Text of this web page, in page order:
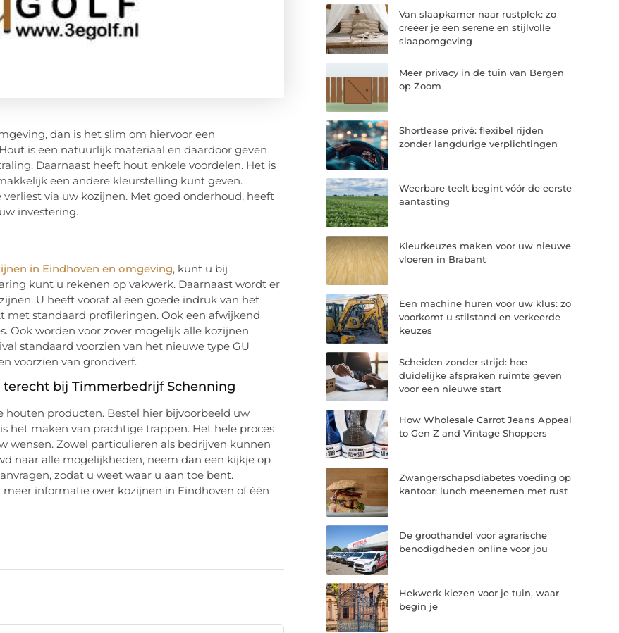
dan is het slim om hiervoor een
is een natuurlijk materiaal en daardoor geven
Daarnaast heeft hout enkele voordelen. Het is
een andere kleurstelling kunt geven.
via uw kozijnen. Met goed onderhoud, heeft
investering.
in Eindhoven en omgeving, kunt u bij
kunt u rekenen op vakwerk. Daarnaast wordt er
U heeft vooraf al een goede indruk van het
standaard profileringen. Ook een afwijkend
Ook worden voor zover mogelijk alle kozijnen
standaard voorzien van het nieuwe type GU
voorzien van grondverf.
bij Timmerbedrijf Schenning
producten. Bestel hier bijvoorbeeld uw
het maken van prachtige trappen. Het hele proces
wensen. Zowel particulieren als bedrijven kunnen
naar alle mogelijkheden, neem dan een kijkje op
zodat u weet waar u aan toe bent.
informatie over kozijnen in Eindhoven of één
Van slaapkamer naar rustplek: zo
creëer je een serene en stijlvolle
slaapomgeving
Meer privacy in de tuin van Bergen
op Zoom
Shortlease privé: flexibel rijden
zonder langdurige verplichtingen
Weerbare teelt begint vóór de eerste
aantasting
Kleurkeuzes maken voor uw nieuwe
vloeren in Brabant
Een machine huren voor uw klus: zo
voorkomt u stilstand en verkeerde
keuzes
Scheiden zonder strijd: hoe
duidelijke afspraken ruimte geven
voor een nieuwe start
How Wholesale Carrot Jeans Appeal
to Gen Z and Vintage Shoppers
Zwangerschapsdiabetes voeding op
kantoor: lunch meenemen met rust
De groothandel voor agrarische
benodigdheden online voor jou
Hekwerk kiezen voor je tuin, waar
begin je